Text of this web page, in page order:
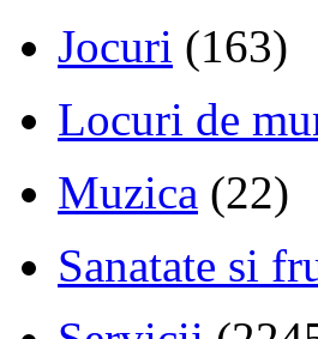
Jocuri (163)
Locuri de
Muzica (22)
Sanatate si